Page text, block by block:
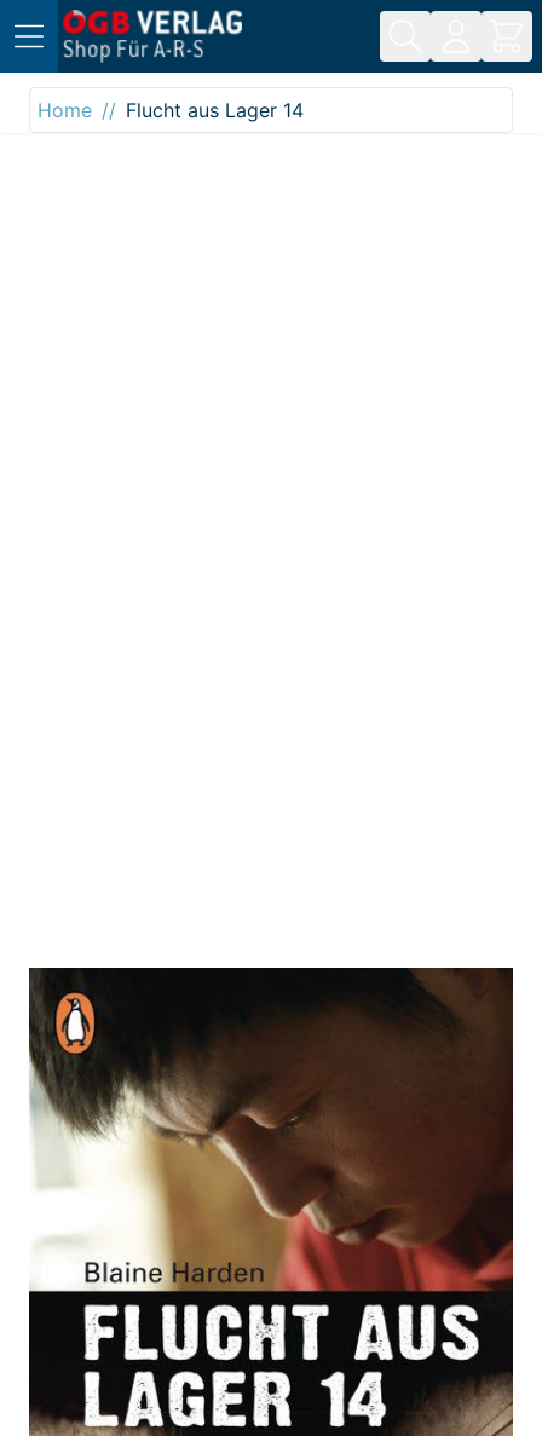
Direkt zum Inhalt
Home
Flucht aus Lager 14
Flucht aus Lager 14
Zur Wunschliste hinzufügen
Die Geschichte des Shin Dong-hyuk, der im
nordkoreanischen Gulag geboren wurde und entkam
- Ein SPIEGEL-Buch
VonBlaine Harden
Verlag: Penguin 08.07.2019
Taschenbuch 272 Seiten